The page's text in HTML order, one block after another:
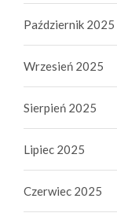
Październik 2025
Wrzesień 2025
Sierpień 2025
Lipiec 2025
Czerwiec 2025